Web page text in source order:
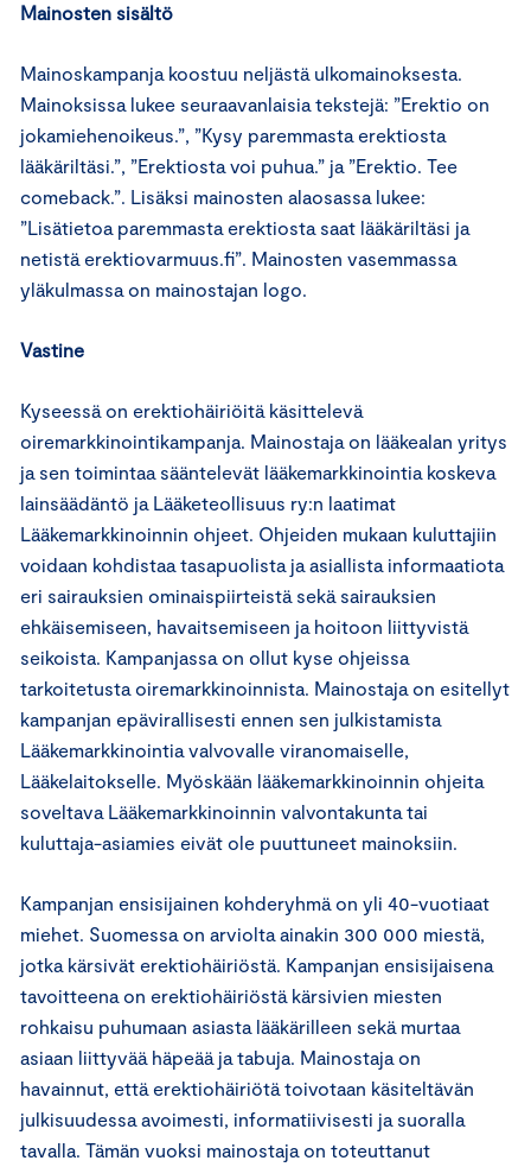
Mainosten sisältö
Mainoskampanja koostuu neljästä ulkomainoksesta.
Mainoksissa lukee seuraavanlaisia tekstejä: ”Erektio on
jokamiehenoikeus.”, ”Kysy paremmasta erektiosta
lääkäriltäsi.”, ”Erektiosta voi puhua.” ja ”Erektio. Tee
comeback.”. Lisäksi mainosten alaosassa lukee:
”Lisätietoa paremmasta erektiosta saat lääkäriltäsi ja
netistä erektiovarmuus.fi”. Mainosten vasemmassa
yläkulmassa on mainostajan logo.
Vastine
Kyseessä on erektiohäiriöitä käsittelevä
oiremarkkinointikampanja. Mainostaja on lääkealan yritys
ja sen toimintaa sääntelevät lääkemarkkinointia koskeva
lainsäädäntö ja Lääketeollisuus ry:n laatimat
Lääkemarkkinoinnin ohjeet. Ohjeiden mukaan kuluttajiin
voidaan kohdistaa tasapuolista ja asiallista informaatiota
eri sairauksien ominaispiirteistä sekä sairauksien
ehkäisemiseen, havaitsemiseen ja hoitoon liittyvistä
seikoista. Kampanjassa on ollut kyse ohjeissa
tarkoitetusta oiremarkkinoinnista. Mainostaja on esitellyt
kampanjan epävirallisesti ennen sen julkistamista
Lääkemarkkinointia valvovalle viranomaiselle,
Lääkelaitokselle. Myöskään lääkemarkkinoinnin ohjeita
soveltava Lääkemarkkinoinnin valvontakunta tai
kuluttaja-asiamies eivät ole puuttuneet mainoksiin.
Kampanjan ensisijainen kohderyhmä on yli 40-vuotiaat
miehet. Suomessa on arviolta ainakin 300 000 miestä,
jotka kärsivät erektiohäiriöstä. Kampanjan ensisijaisena
tavoitteena on erektiohäiriöstä kärsivien miesten
rohkaisu puhumaan asiasta lääkärilleen sekä murtaa
asiaan liittyvää häpeää ja tabuja. Mainostaja on
havainnut, että erektiohäiriötä toivotaan käsiteltävän
julkisuudessa avoimesti, informatiivisesti ja suoralla
tavalla. Tämän vuoksi mainostaja on toteuttanut